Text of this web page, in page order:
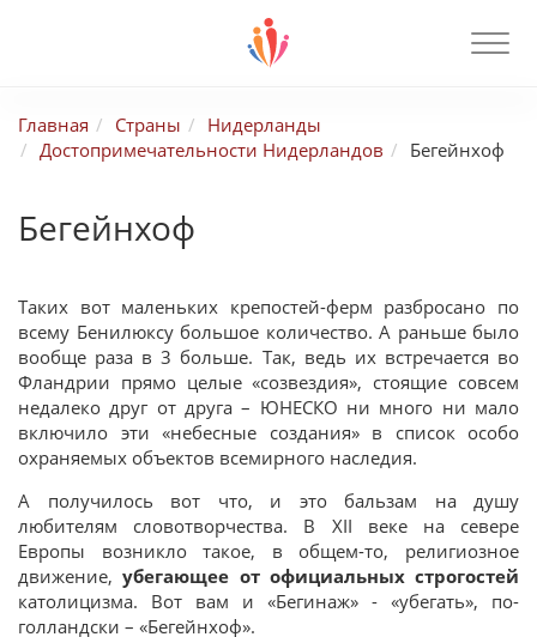
Главная Страны
Нидерланды
Достопримечательности Нидерландов
Бегейнхоф
Бегейнхоф
Таких вот маленьких крепостей-ферм разбросано по
всему Бенилюксу большое количество. А раньше было
вообще раза в 3 больше. Так, ведь их встречается во
Фландрии прямо целые «созвездия», стоящие совсем
недалеко друг от друга – ЮНЕСКО ни много ни мало
включило эти «небесные создания» в список особо
охраняемых объектов всемирного наследия.
А получилось вот что, и это бальзам на душу
любителям словотворчества. В XII веке на севере
Европы возникло такое, в общем-то, религиозное
движение,убегающее от официальных строгостей
католицизма. Вот вам и «Бегинаж» - «убегать», по-
голландски – «Бегейнхоф».